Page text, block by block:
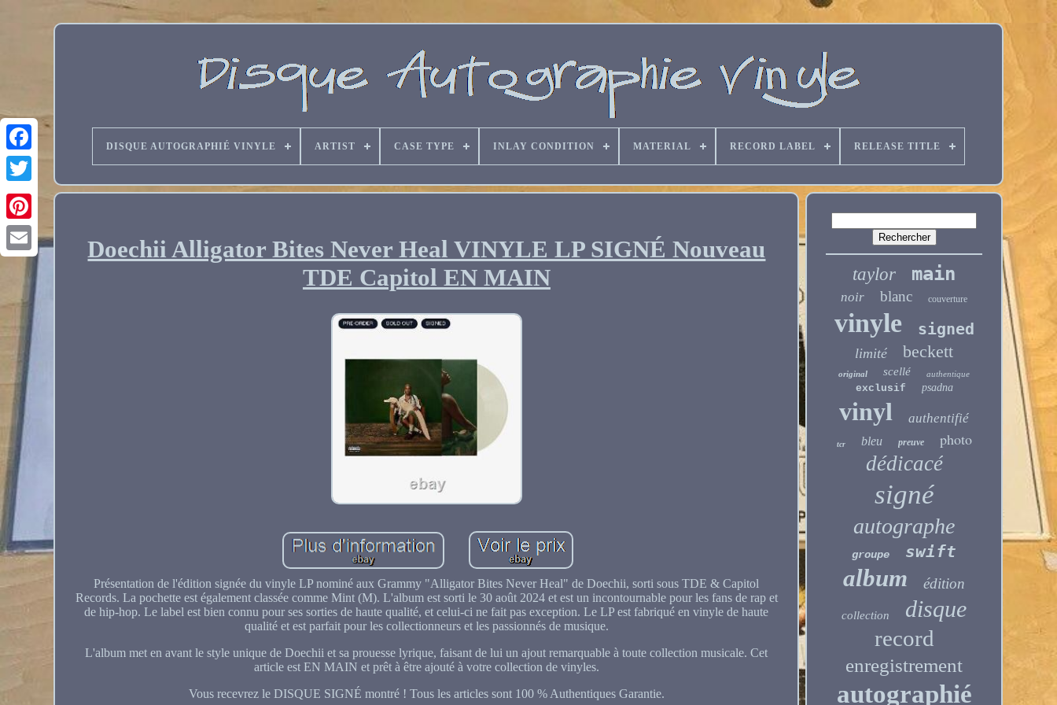
Email
DISQUE AUTOGRAPHIÉ VINYLE ARTIST CASE TYPE INLAY CONDITION MATERIAL RECORD LABEL RELEASE TITLE
Doechii Alligator Bites Never Heal VINYLE LP SIGNÉ Nouveau
TDE Capitol EN MAIN
Présentation de l'édition signée du vinyle LP nominé aux Grammy "Alligator Bites Never Heal" de Doechii, sorti sous TDE & Capitol
Records. La pochette est également classée comme Mint (M). L'album est sorti le 30 août 2024 et est un incontournable pour les fans de rap et
de hip-hop. Le label est bien connu pour ses sorties de haute qualité, et celui-ci ne fait pas exception. Le LP est fabriqué en vinyle de haute
qualité et est parfait pour les collectionneurs et les passionnés de musique.
L'album met en avant le style unique de Doechii et sa prouesse lyrique, faisant de lui un ajout remarquable à toute collection musicale. Cet
article est EN MAIN et prêt à être ajouté à votre collection de vinyles.
Vous recevrez le DISQUE SIGNÉ montré ! Tous les articles sont 100 % Authentiques Garantie.
taylor main
noir blanc couverture
vinyle signed
limité beckett
original scellé authentique
exclusif psadna
vinyl authentifié
tcr bleu preuve photo
dédicacé
signé
autographe
groupe swift
album édition
collection disque
record
enregistrement
autographié